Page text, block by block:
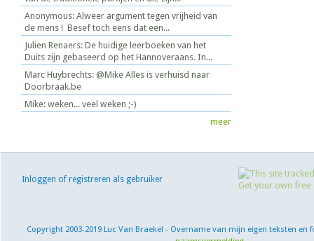
Anonymous: Alweer argument tegen vrijheid van
de mens ! Besef toch eens dat een...
Julien Renaers: De huidige leerboeken van het
Duits zijn gebaseerd op het Hannoveraans. In...
Marc Huybrechts: @Mike Alles is verhuisd naar
Doorbraak.be
Mike: weken... veel weken ;-)
meer
Inloggen of registreren als gebruiker
Copyright 2003-2019 Luc Van Braekel - Overname van mijn eigen teksten en